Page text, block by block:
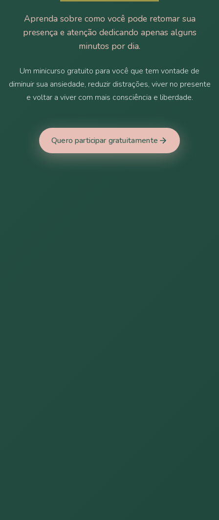
Aprenda sobre como você pode retomar sua
presença e atenção dedicando apenas alguns
minutos por dia.
Um minicurso gratuito para você que tem vontade de
diminuir sua ansiedade, reduzir distrações, viver no presente
e voltar a viver com mais consciência e liberdade.
Quero participar gratuitamente